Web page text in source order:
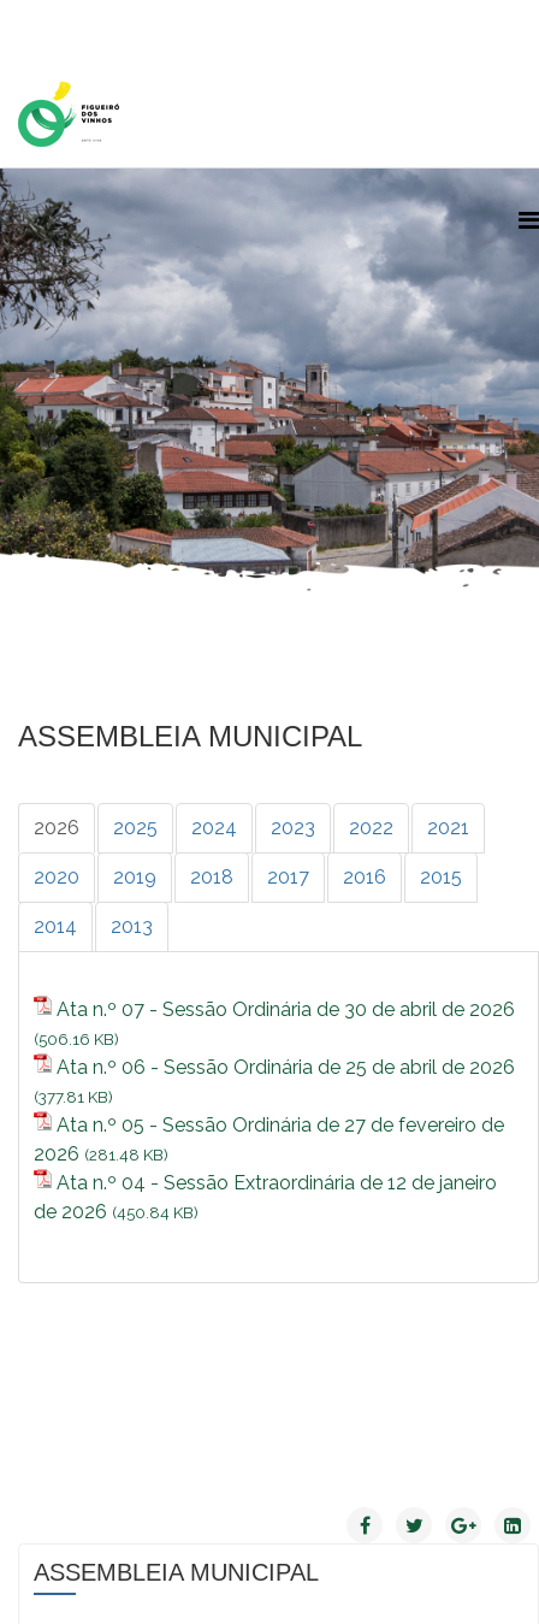
ASSEMBLEIA MUNICIPAL
2026 2025 2024 2023 2022 2021
2020 2019 2018 2017 2016 2015
2014 2013
Ata n.º 07 - Sessão Ordinária de 30 de abril de 2026
(506.16 KB)
Ata n.º 06 - Sessão Ordinária de 25 de abril de 2026
(377.81 KB)
Ata n.º 05 - Sessão Ordinária de 27 de fevereiro de
2026 (281.48 KB)
Ata n.º 04 - Sessão Extraordinária de 12 de janeiro
de 2026 (450.84 KB)
ASSEMBLEIA MUNICIPAL